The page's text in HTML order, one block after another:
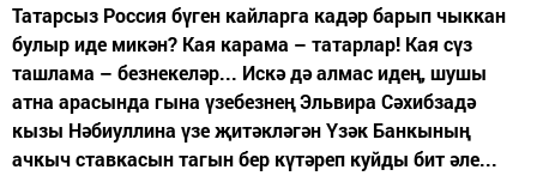
Татарсыз Россия бүген кайларга кадәр барып чыккан
булыр иде микән? Кая карама – татарлар! Кая сүз
ташлама – безнекеләр... Искә дә алмас идең, шушы
атна арасында гына үзебезнең Эльвира Сәхибзадә
кызы Нәбиуллина үзе җитәкләгән Үзәк Банкының
ачкыч ставкасын тагын бер күтәреп куйды бит әле...